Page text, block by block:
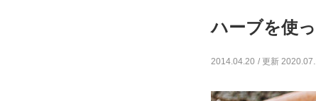
ハーブを使
2014.04.20 更新